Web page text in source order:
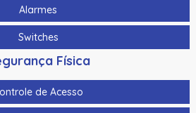
Alarmes
Switches
Física
de Acesso